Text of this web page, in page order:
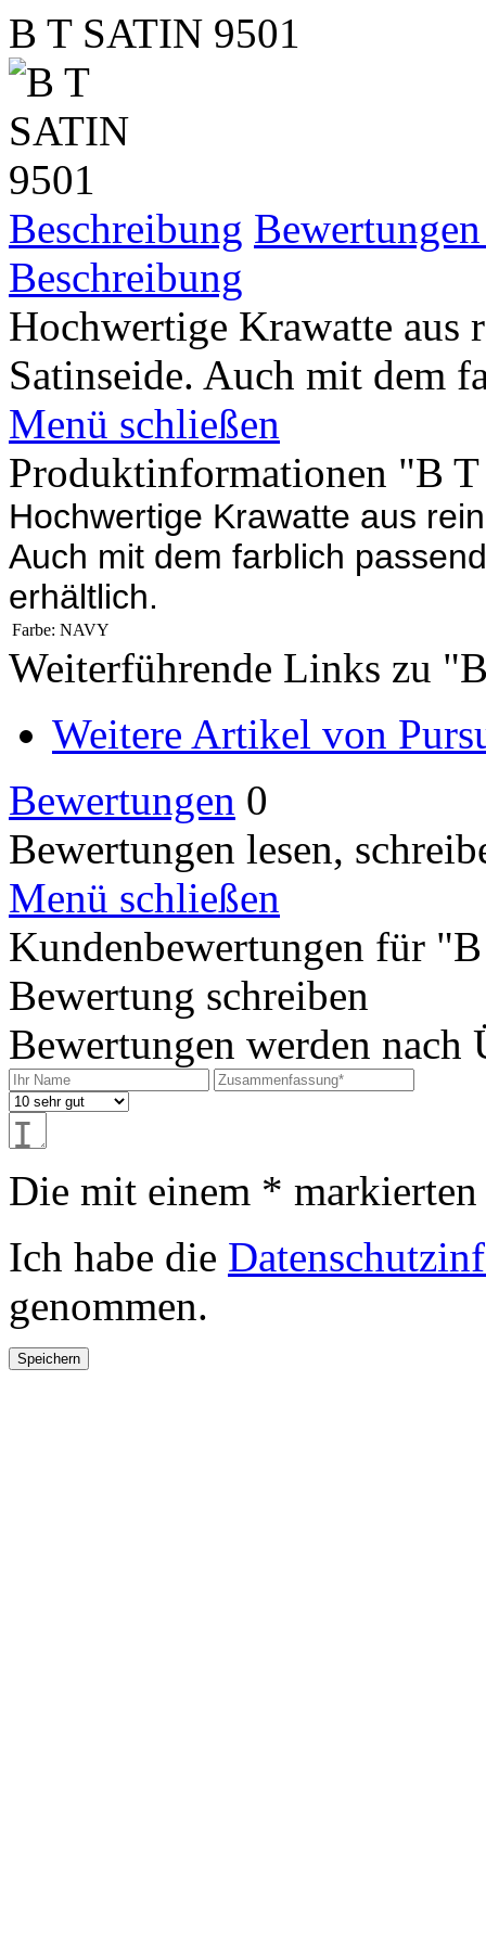
B T SATIN 9501
Beschreibung
Beschreibung
Hochwertige Krawatte aus
Satinseide. Auch mit dem
Menü schließen
Produktinformationen "B
Hochwertige Krawatte aus
Auch mit dem farblich
erhältlich.
Farbe: NAVY
Weiterführende Links zu
Weitere Artikel von
Bewertungen 0
Bewertungen lesen,
Menü schließen
Kundenbewertungen für
Bewertung schreiben
Bewertungen werden
Die mit einem *
Ich habe die
genommen.
Speichern